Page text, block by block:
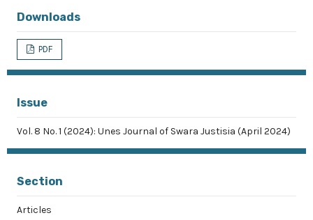
Downloads
PDF
Issue
Vol. 8 No. 1 (2024): Unes Journal of Swara Justisia (April 2024)
Section
Articles